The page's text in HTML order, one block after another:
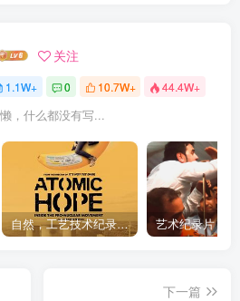
关注
1.1W+ 0 10.7W+ 44.4W+
，什么都没有写...
自然，工艺技术纪录片《原子能的希望 Atomic Hope – Inside the Pro-Nuclear Movement》下载
下一篇